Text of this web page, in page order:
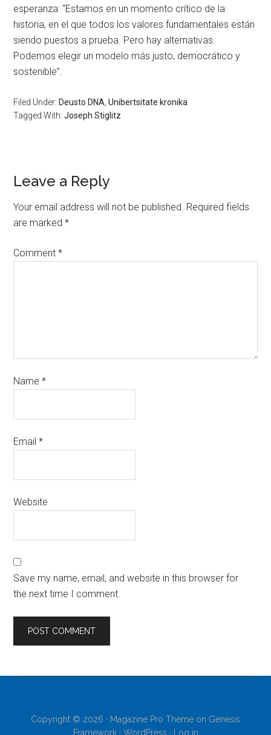
esperanza: “Estamos en un momento crítico de la
historia, en el que todos los valores fundamentales están
siendo puestos a prueba. Pero hay alternativas.
Podemos elegir un modelo más justo, democrático y
sostenible”.
Filed Under: Deusto DNA,Unibertsitate kronika
Tagged With:Joseph Stiglitz
Leave a Reply
Your email address will not be published. Required fields
are marked*
Comment*
Name*
Email*
Website
Save my name, email, and website in this browser for
the next time I comment.
Copyright © 2026 · Magazine Pro Theme on Genesis
Framework· WordPress · Log in